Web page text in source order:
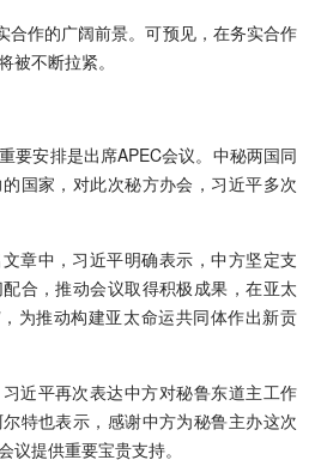
合作的广阔前景。可预见，在务实合作
被不断拉紧。
要安排是出席APEC会议。中秘两国同
国家，对此次秘方办会，习近平多次
章中，习近平明确表示，中方坚定支
合，推动会议取得积极成果，在亚太
为推动构建亚太命运共同体作出新贡
近平再次表达中方对秘鲁东道主工作
特也表示，感谢中方为秘鲁主办这次
议提供重要宝贵支持。